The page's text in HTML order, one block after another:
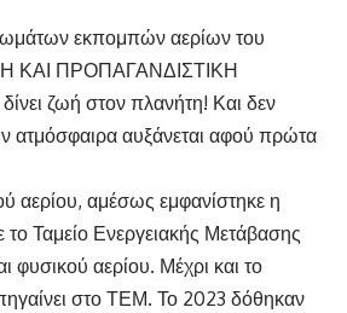
εκπομπών αερίων του
ΚΑΙ ΠΡΟΠΑΓΑΝΔΙΣΤΙΚΗ
ζωή στον πλανήτη! Και δεν
ατμόσφαιρα αυξάνεται αφού πρώτα
αερίου, αμέσως εμφανίστηκε η
Ταμείο Ενεργειακής Μετάβασης
αερίου. Μέχρι και το
στο ΤΕΜ. Το 2023 δόθηκαν